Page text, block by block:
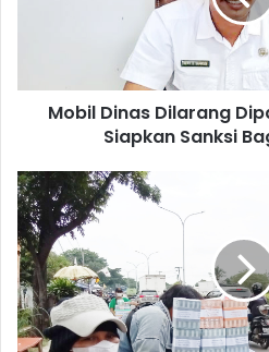
Bagi
Mobil Dinas Dilarang
Siapkan Sanksi
Cerita
Jasa
Penukaran
Uang
Dadakan
Jelang
Lebaran
Keuntungan